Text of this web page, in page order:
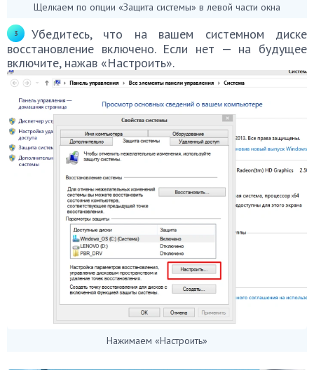
Щелкаем по опции «Защита системы» в левой части окна
Убедитесь, что на вашем системном диске
восстановление включено. Если нет — на будущее
включите, нажав «Настроить».
Нажимаем «Настроить»